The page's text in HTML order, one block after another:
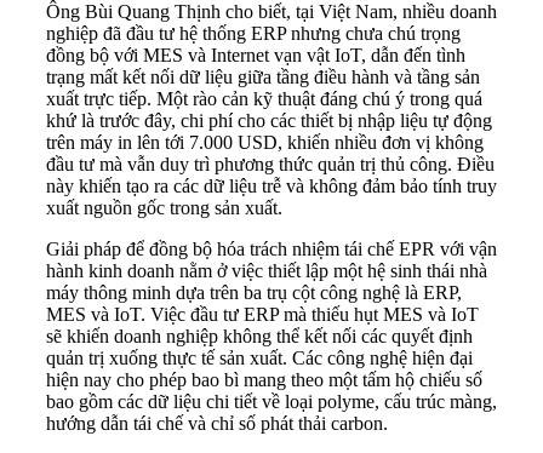
Ông Bùi Quang Thịnh cho biết, tại Việt Nam, nhiều doanh
nghiệp đã đầu tư hệ thống ERP nhưng chưa chú trọng
đồng bộ với MES và Internet vạn vật IoT, dẫn đến tình
trạng mất kết nối dữ liệu giữa tầng điều hành và tầng sản
xuất trực tiếp. Một rào cản kỹ thuật đáng chú ý trong quá
khứ là trước đây, chi phí cho các thiết bị nhập liệu tự động
trên máy in lên tới 7.000 USD, khiến nhiều đơn vị không
đầu tư mà vẫn duy trì phương thức quản trị thủ công. Điều
này khiến tạo ra các dữ liệu trễ và không đảm bảo tính truy
xuất nguồn gốc trong sản xuất.
Giải pháp để đồng bộ hóa trách nhiệm tái chế EPR với vận
hành kinh doanh nằm ở việc thiết lập một hệ sinh thái nhà
máy thông minh dựa trên ba trụ cột công nghệ là ERP,
MES và IoT. Việc đầu tư ERP mà thiếu hụt MES và IoT
sẽ khiến doanh nghiệp không thể kết nối các quyết định
quản trị xuống thực tế sản xuất. Các công nghệ hiện đại
hiện nay cho phép bao bì mang theo một tấm hộ chiếu số
bao gồm các dữ liệu chi tiết về loại polyme, cấu trúc màng,
hướng dẫn tái chế và chỉ số phát thải carbon.